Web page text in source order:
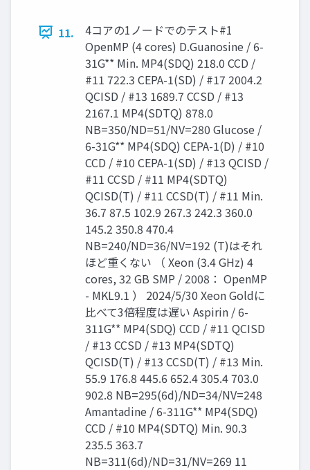
11.
4コアの1ノードでのテスト#1
OpenMP (4 cores) D.Guanosine / 6-
31G** Min. MP4(SDQ) 218.0 CCD /
#11 722.3 CEPA-1(SD) / #17 2004.2
QCISD / #13 1689.7 CCSD / #13
2167.1 MP4(SDTQ) 878.0
NB=350/ND=51/NV=280 Glucose /
6-31G** MP4(SDQ) CEPA-1(D) / #10
CCD / #10 CEPA-1(SD) / #13 QCISD /
#11 CCSD / #11 MP4(SDTQ)
QCISD(T) / #11 CCSD(T) / #11 Min.
36.7 87.5 102.9 267.3 242.3 360.0
145.2 350.8 470.4
NB=240/ND=36/NV=192 (T)はそれ
ほど重くない （ Xeon (3.4 GHz) 4
cores, 32 GB SMP / 2008： OpenMP
- MKL9.1 ） 2024/5/30 Xeon Goldに
比べて3倍程度は遅い Aspirin / 6-
311G** MP4(SDQ) CCD / #11 QCISD
/ #13 CCSD / #13 MP4(SDTQ)
QCISD(T) / #13 CCSD(T) / #13 Min.
55.9 176.8 445.6 652.4 305.4 703.0
902.8 NB=295(6d)/ND=34/NV=248
Amantadine / 6-311G** MP4(SDQ)
CCD / #10 MP4(SDTQ) Min. 90.3
235.5 363.7
NB=311(6d)/ND=31/NV=269 11